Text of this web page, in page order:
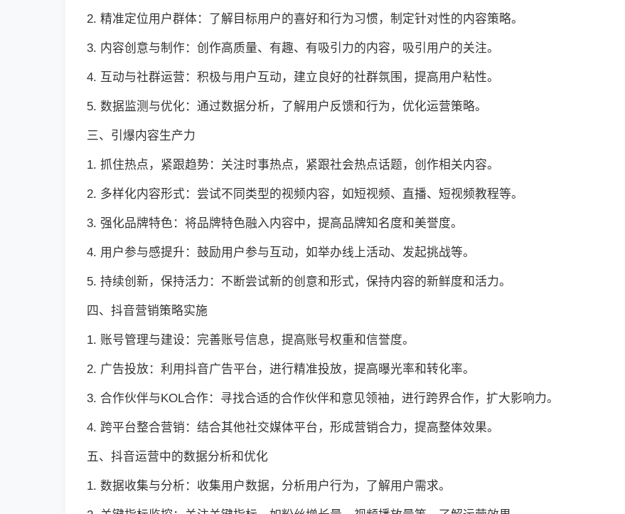
2. 精准定位用户群体：了解目标用户的喜好和行为习惯，制定针对性的内容策略。
3. 内容创意与制作：创作高质量、有趣、有吸引力的内容，吸引用户的关注。
4. 互动与社群运营：积极与用户互动，建立良好的社群氛围，提高用户粘性。
5. 数据监测与优化：通过数据分析，了解用户反馈和行为，优化运营策略。
三、引爆内容生产力
1. 抓住热点，紧跟趋势：关注时事热点，紧跟社会热点话题，创作相关内容。
2. 多样化内容形式：尝试不同类型的视频内容，如短视频、直播、短视频教程等。
3. 强化品牌特色：将品牌特色融入内容中，提高品牌知名度和美誉度。
4. 用户参与感提升：鼓励用户参与互动，如举办线上活动、发起挑战等。
5. 持续创新，保持活力：不断尝试新的创意和形式，保持内容的新鲜度和活力。
四、抖音营销策略实施
1. 账号管理与建设：完善账号信息，提高账号权重和信誉度。
2. 广告投放：利用抖音广告平台，进行精准投放，提高曝光率和转化率。
3. 合作伙伴与KOL合作：寻找合适的合作伙伴和意见领袖，进行跨界合作，扩大影响力。
4. 跨平台整合营销：结合其他社交媒体平台，形成营销合力，提高整体效果。
五、抖音运营中的数据分析和优化
1. 数据收集与分析：收集用户数据，分析用户行为，了解用户需求。